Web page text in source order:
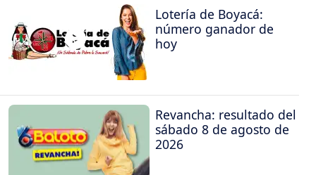
Lotería de Boyacá:
número ganador de
hoy
Revancha: resultado del
sábado 8 de agosto de
2026